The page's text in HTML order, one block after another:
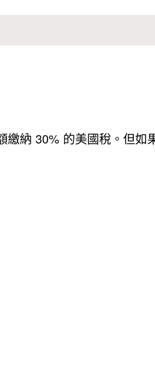
納 30% 的美國稅。但如